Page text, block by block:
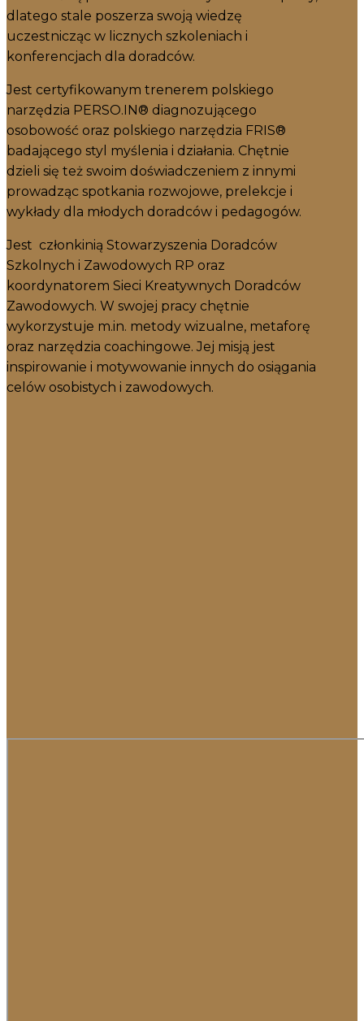
dlatego stale poszerza swoją wiedzę
uczestnicząc w licznych szkoleniach i
konferencjach dla doradców.
Jest certyfikowanym trenerem polskiego
narzędzia PERSO.IN® diagnozującego
osobowość oraz polskiego narzędzia FRIS®
badającego styl myślenia i działania. Chętnie
dzieli się też swoim doświadczeniem z innymi
prowadząc spotkania rozwojowe, prelekcje i
wykłady dla młodych doradców i pedagogów.
Jest członkinią Stowarzyszenia Doradców
Szkolnych i Zawodowych RP oraz
koordynatorem Sieci Kreatywnych Doradców
Zawodowych. W swojej pracy chętnie
wykorzystuje m.in. metody wizualne, metaforę
oraz narzędzia coachingowe. Jej misją jest
inspirowanie i motywowanie innych do osiągania
celów osobistych i zawodowych.